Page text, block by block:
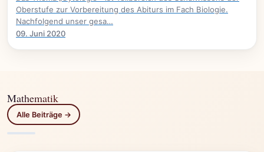
Oberstufe zur Vorbereitung des Abiturs im Fach Biologie.
Nachfolgend unser gesa…
09. Juni 2020
Mathematik
Alle Beiträge →